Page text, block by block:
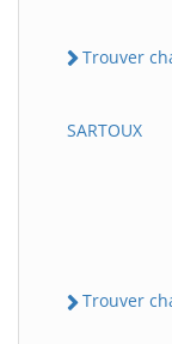
Trouver
SARTOUX
Trouver